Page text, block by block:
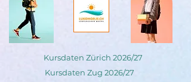
Kursdaten Zürich 2026/27
Kursdaten Zug 2026/27